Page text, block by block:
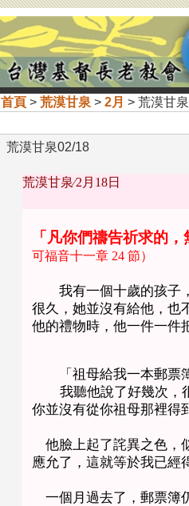
首頁> 荒漠甘泉 > 2月 > 荒漠甘
荒漠甘泉02/18
荒漠甘泉∕2月18日
「凡你們禱告祈求的
可福音十一章24 節）
我有一個十歲的孩子，
很久，她並沒有給他，也
他的禮物時，他一件一件
「祖母給我一本郵票
我聽他說了好幾次，
你並沒有從你祖母那裡得
他臉上起了詫異之色，
應允了，這就等於我已經
一個月過去了，郵票簿